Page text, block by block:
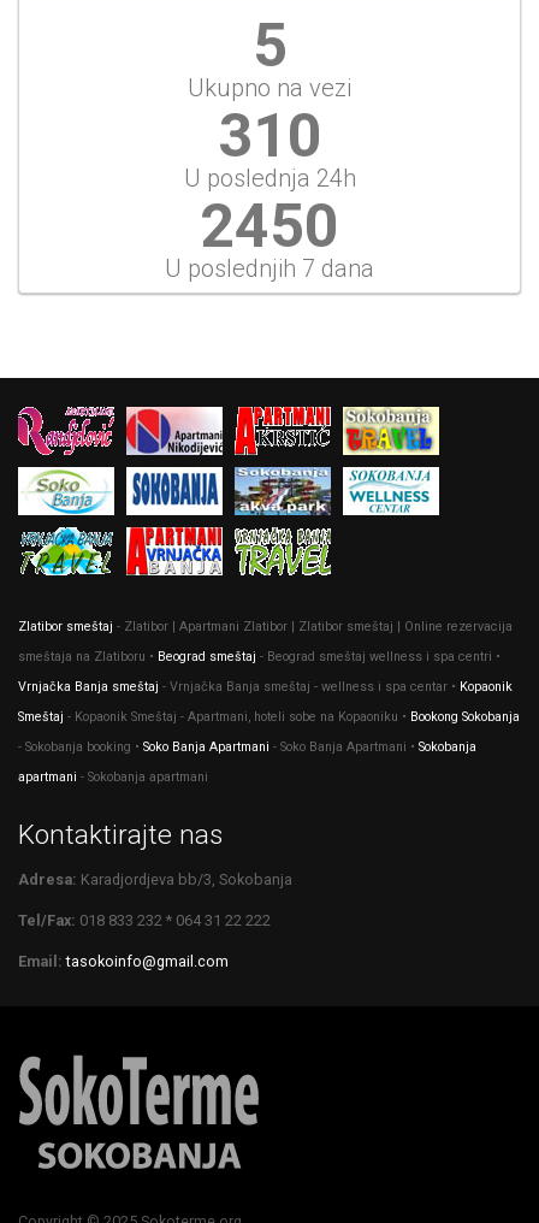
6
Ukupno na vezi
358
U poslednja 24h
2827
U poslednjih 7 dana
Zlatibor smeštaj - Zlatibor | Apartmani Zlatibor | Zlatibor smeštaj | Online rezervacija
smeštaja na Zlatiboru • Beograd smeštaj - Beograd smeštaj wellness i spa centri •
Vrnjačka Banja smeštaj - Vrnjačka Banja smeštaj - wellness i spa centar • Kopaonik
Smeštaj - Kopaonik Smeštaj - Apartmani, hoteli sobe na Kopaoniku • Bookong Sokobanja
- Sokobanja booking • Soko Banja Apartmani - Soko Banja Apartmani • Sokobanja
apartmani - Sokobanja apartmani
Kontaktirajte nas
Adresa: Karadjordjeva bb/3, Sokobanja
Tel/Fax: 018 833 232 * 064 31 22 222
Email: tasokoinfo@gmail.com